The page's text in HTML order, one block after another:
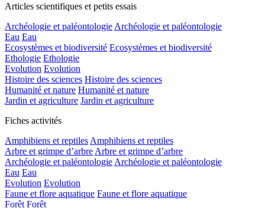
Articles scientifiques et petits essais
Archéologie et paléontologie Archéologie et paléontologie
Eau Eau
Ecosystèmes et biodiversité Ecosystèmes et biodiversité
Ethologie Ethologie
Evolution Evolution
Histoire des sciences Histoire des sciences
Humanité et nature Humanité et nature
Jardin et agriculture Jardin et agriculture
Fiches activités
Amphibiens et reptiles Amphibiens et reptiles
Arbre et grimpe d’arbre Arbre et grimpe d’arbre
Archéologie et paléontologie Archéologie et paléontologie
Eau Eau
Evolution Evolution
Faune et flore aquatique Faune et flore aquatique
Forêt Forêt